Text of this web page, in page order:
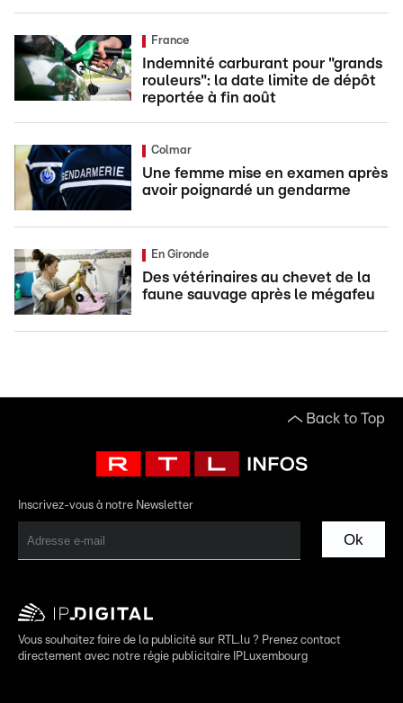
France
Indemnité carburant pour "grands
rouleurs": la date limite de dépôt
reportée à fin août
Colmar
Une femme mise en examen après
avoir poignardé un gendarme
En Gironde
Des vétérinaires au chevet de la
faune sauvage après le mégafeu
Back to Top
Inscrivez-vous à notre Newsletter
Ok
Vous souhaitez faire de la publicité sur RTL.lu ? Prenez contact
directement avec notre régie publicitaire IPLuxembourg